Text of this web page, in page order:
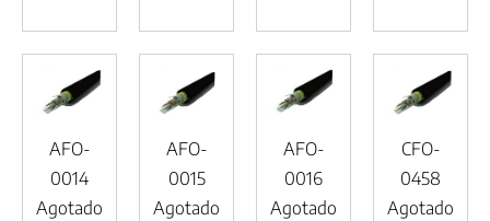
AFO-
0014
Agotado
AFO-
0015
Agotado
AFO-
0016
Agotado
CFO-
0458
Agotado